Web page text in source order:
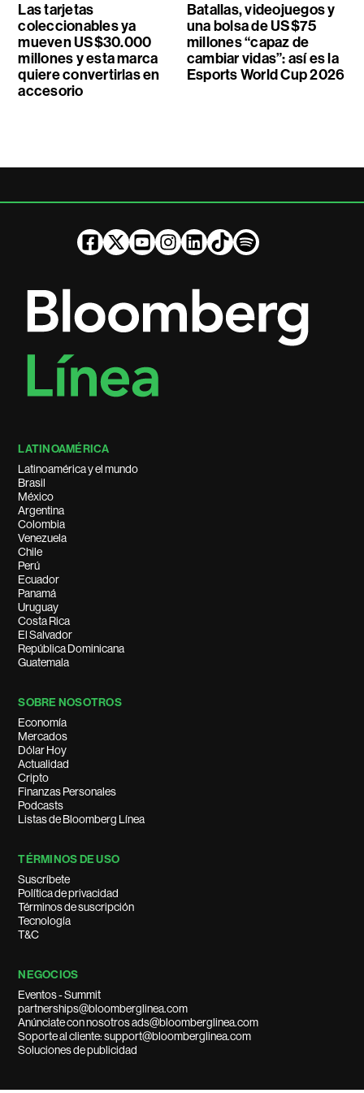
Las tarjetas
coleccionables ya
mueven US$30.000
millones y esta marca
quiere convertirlas en
accesorio
Batallas, videojuegos y
una bolsa de US$75
millones “capaz de
cambiar vidas”: así es la
Esports World Cup 2026
LATINOAMÉRICA
Latinoamérica y el mundo
Brasil
México
Argentina
Colombia
Venezuela
Chile
Perú
Ecuador
Panamá
Uruguay
Costa Rica
El Salvador
República Dominicana
Guatemala
SOBRE NOSOTROS
Economía
Mercados
Dólar Hoy
Actualidad
Cripto
Finanzas Personales
Podcasts
Listas de Bloomberg Línea
TÉRMINOS DE USO
Suscríbete
Política de privacidad
Términos de suscripción
Tecnología
T&C
NEGOCIOS
Eventos - Summit
partnerships@bloomberglinea.com
Anúnciate con nosotros ads@bloomberglinea.com
Soporte al cliente: support@bloomberglinea.com
Soluciones de publicidad